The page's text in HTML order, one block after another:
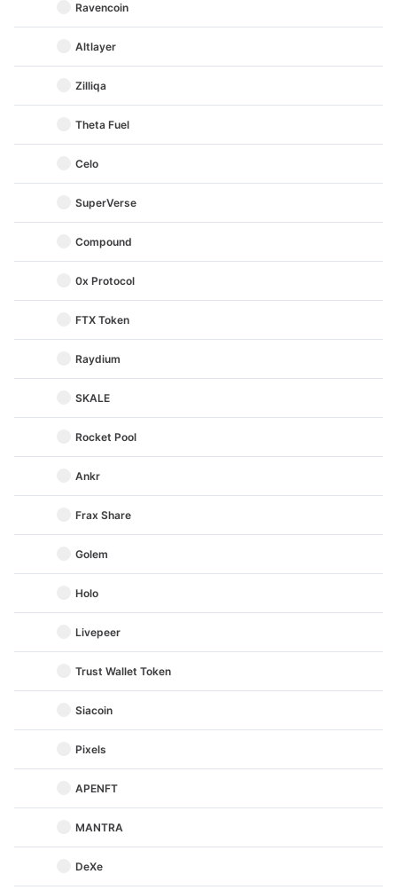
Ravencoin
Altlayer
Zilliqa
Theta Fuel
Celo
SuperVerse
Compound
0x Protocol
FTX Token
Raydium
SKALE
Rocket Pool
Ankr
Frax Share
Golem
Holo
Livepeer
Trust Wallet Token
Siacoin
Pixels
APENFT
MANTRA
DeXe